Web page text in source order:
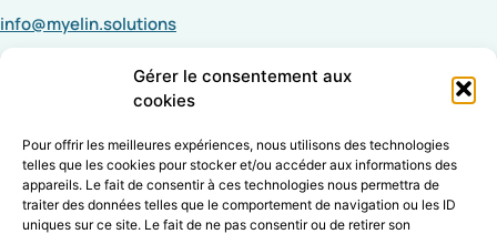
Gérer le consentement aux
cookies
Pour offrir les meilleures expériences, nous utilisons des technologies
telles que les cookies pour stocker et/ou accéder aux informations des
appareils. Le fait de consentir à ces technologies nous permettra de
traiter des données telles que le comportement de navigation ou les ID
uniques sur ce site. Le fait de ne pas consentir ou de retirer son
info@myelin.solutions
(438) 529-0102
CP 97552 Verdun CP Wellington QC